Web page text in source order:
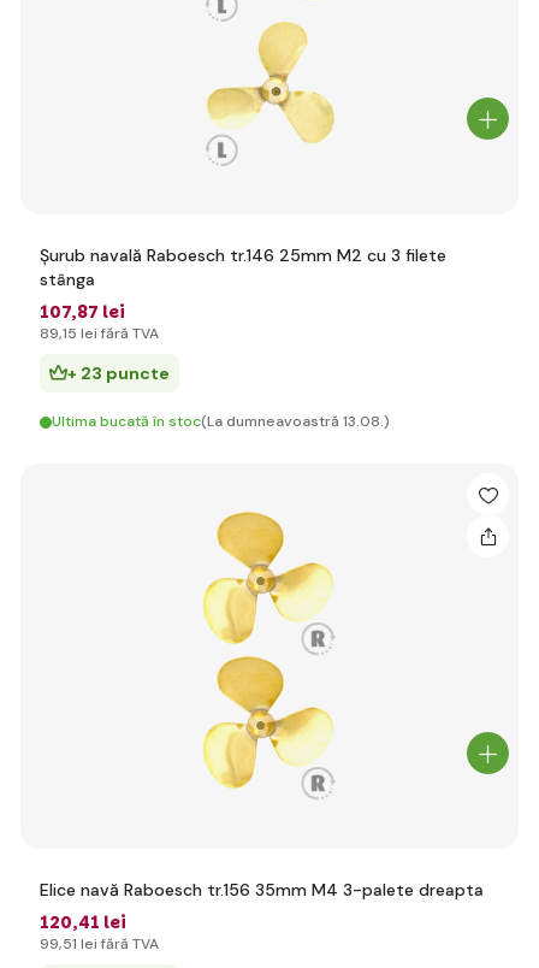
Șurub navală Raboesch tr.146 25mm M2 cu 3 filete
stânga
107,87 lei
89,15 lei fără TVA
+ 23 puncte
Ultima bucată în stoc(La dumneavoastră 13.08.)
Elice navă Raboesch tr.156 35mm M4 3-palete dreapta
120,41 lei
99,51 lei fără TVA